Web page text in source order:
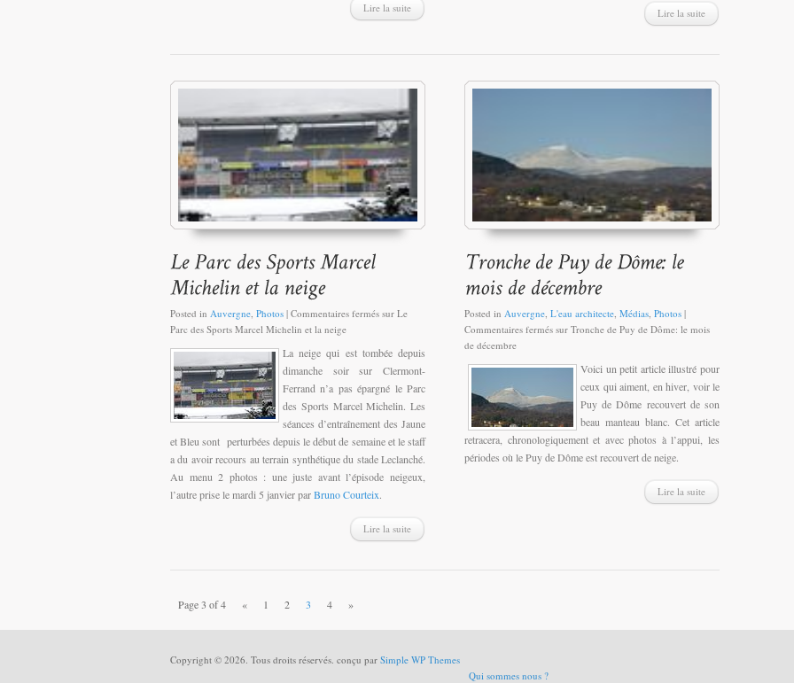
Lire la suite Lire la suite
Posted in Auvergne, Photos | Commentaires fermés sur Le
Parc des Sports Marcel Michelin et la neige
La neige qui est tombée depuis
dimanche soir sur Clermont-
Ferrand n’a pas épargné le Parc
des Sports Marcel Michelin. Les
séances d’entraînement des Jaune
et Bleu sont perturbées depuis le début de semaine et le staff
a du avoir recours au terrain synthétique du stade Leclanché.
Au menu 2 photos : une juste avant l’épisode neigeux,
l’autre prise le mardi 5 janvier parBruno Courteix.
Lire la suite
Posted in Auvergne, L'eau architecte, Médias, Photos |
Commentaires fermés sur Tronche de Puy de Dôme: le mois
de décembre
Voici un petit article illustré pour
ceux qui aiment, en hiver, voir le
Puy de Dôme recouvert de son
beau manteau blanc. Cet article
retracera, chronologiquement et avec photos à l’appui, les
périodes où le Puy de Dôme est recouvert de neige.
Lire la suite
Page 3 of 4 « 1 2 3 4 »
Copyright © 2026. Tous droits réservés. conçu par Simple WP Themes
Qui sommes nous ?